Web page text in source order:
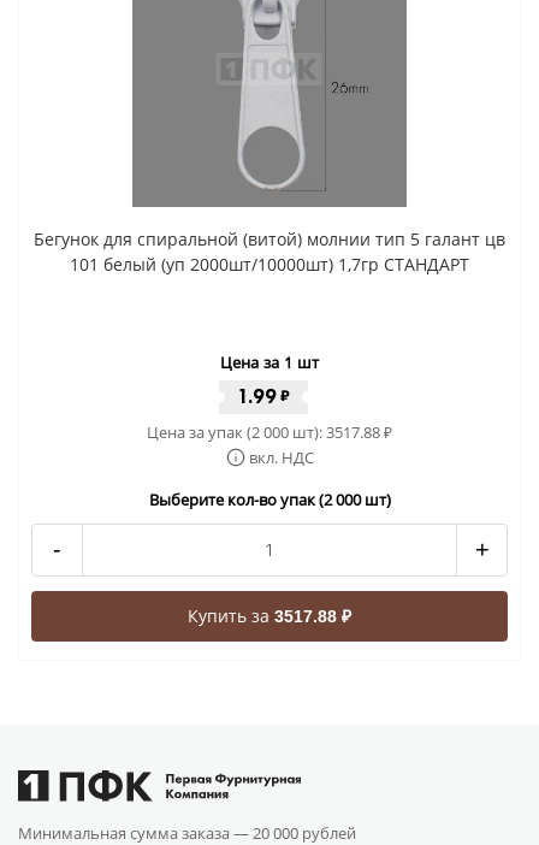
Бегунок для спиральной (витой) молнии тип 5 галант цв
101 белый (уп 2000шт/10000шт) 1,7гр СТАНДАРТ
Цена за 1 шт
1.99₽
Цена за упак (2 000 шт):3517.88₽
вкл. НДС
Выберите кол-во упак (2 000 шт)
- +
Купить за 3517.88 ₽
Минимальная сумма заказа — 20 000 рублей